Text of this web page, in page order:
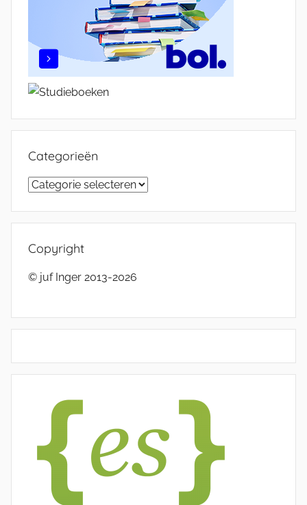
Categorieën
Categorieën
Copyright
© juf Inger 2013-2026